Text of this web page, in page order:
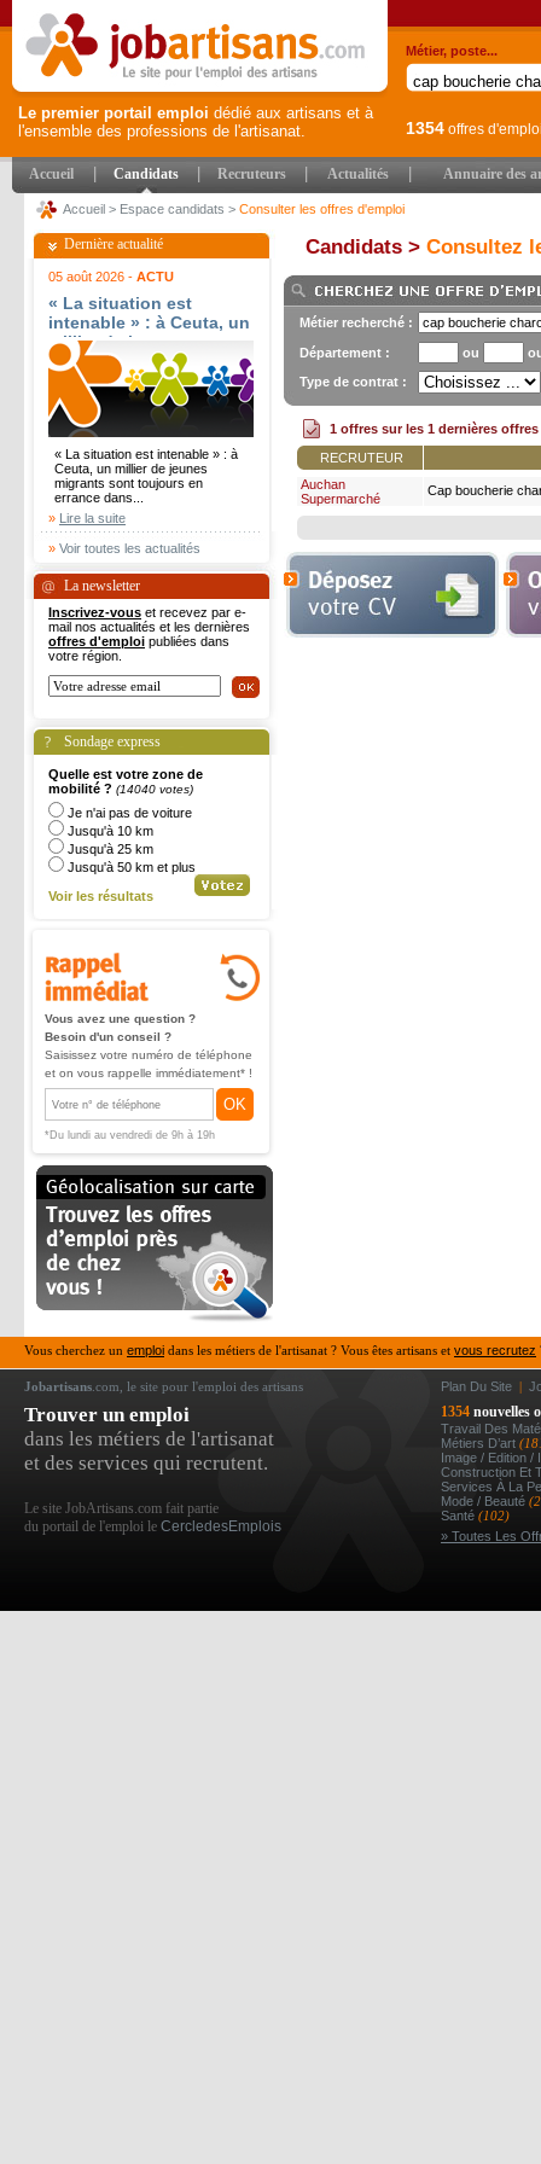
Le premier portail emploi dédié aux artisans et à
l'ensemble des professions de l'artisanat.
Métier, poste...
1354 offres
Accueil Candidats Recruteurs Actualités Annuaire des
Accueil > Espace candidats > Consulter les offres d'emploi
Dernière actualité
05 août 2026 - ACTU
« La situation est
intenable » : à Ceuta, un
millier de jeunes
migrants sont toujours
en errance dans l?
enclave - Ouest-France
« La situation est intenable » : à
Ceuta, un millier de jeunes
migrants sont toujours en
errance dans...
» Lire la suite
» Voir toutes les actualités
La newsletter
Inscrivez-vous et recevez par e-
mail nos actualités et les dernières
offres d'emploi publiées dans
votre région.
Sondage express
Quelle est votre zone de
mobilité ? (14040 votes)
Je n'ai pas de voiture
Jusqu'à 10 km
Jusqu'à 25 km
Jusqu'à 50 km et plus
Voir les résultats
Vous avez une question ?
Besoin d'un conseil ?
Saisissez votre numéro de téléphone
et on vous rappelle immédiatement* !
OK
*Du lundi au vendredi de 9h à 19h
Candidats > Consultez
Métier recherché :
Département : ou
Type de contrat :
1 offres sur les 1 dernières offres
RECRUTEUR
Auchan
Supermarché
Cap boucherie
Vous cherchez un emploi dans les métiers de l'artisanat ? Vous êtes artisans et vous recrutez
Jobartisans .com, le site pour l'emploi des artisans Plan Du Site |
Trouver un emploi
dans les métiers de l'artisanat
et des services qui recrutent.
Le site JobArtisans.com fait partie
du portail de l'emploi le CercledesEmplois
1354 nouvelles
Travail Des
Métiers D’art
Image / Edition /
Construction Et
Services À La
Mode / Beauté
Santé (102)
» Toutes Les